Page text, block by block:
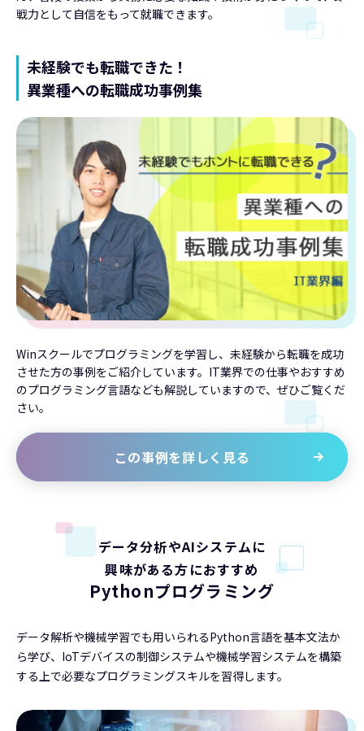
戦力として自信をもって就職できます。
未経験でも転職できた！
異業種への転職成功事例集
Winスクールでプログラミングを学習し、未経験から転職を成功
させた方の事例をご紹介しています。IT業界での仕事やおすすめ
のプログラミング言語なども解説していますので、ぜひご覧くだ
さい。
この事例を詳しく見る
データ分析やAIシステムに
興味がある方におすすめ
Pythonプログラミング
データ解析や機械学習でも用いられるPython言語を基本文法か
ら学び、IoTデバイスの制御システムや機械学習システムを構築
する上で必要なプログラミングスキルを習得します。